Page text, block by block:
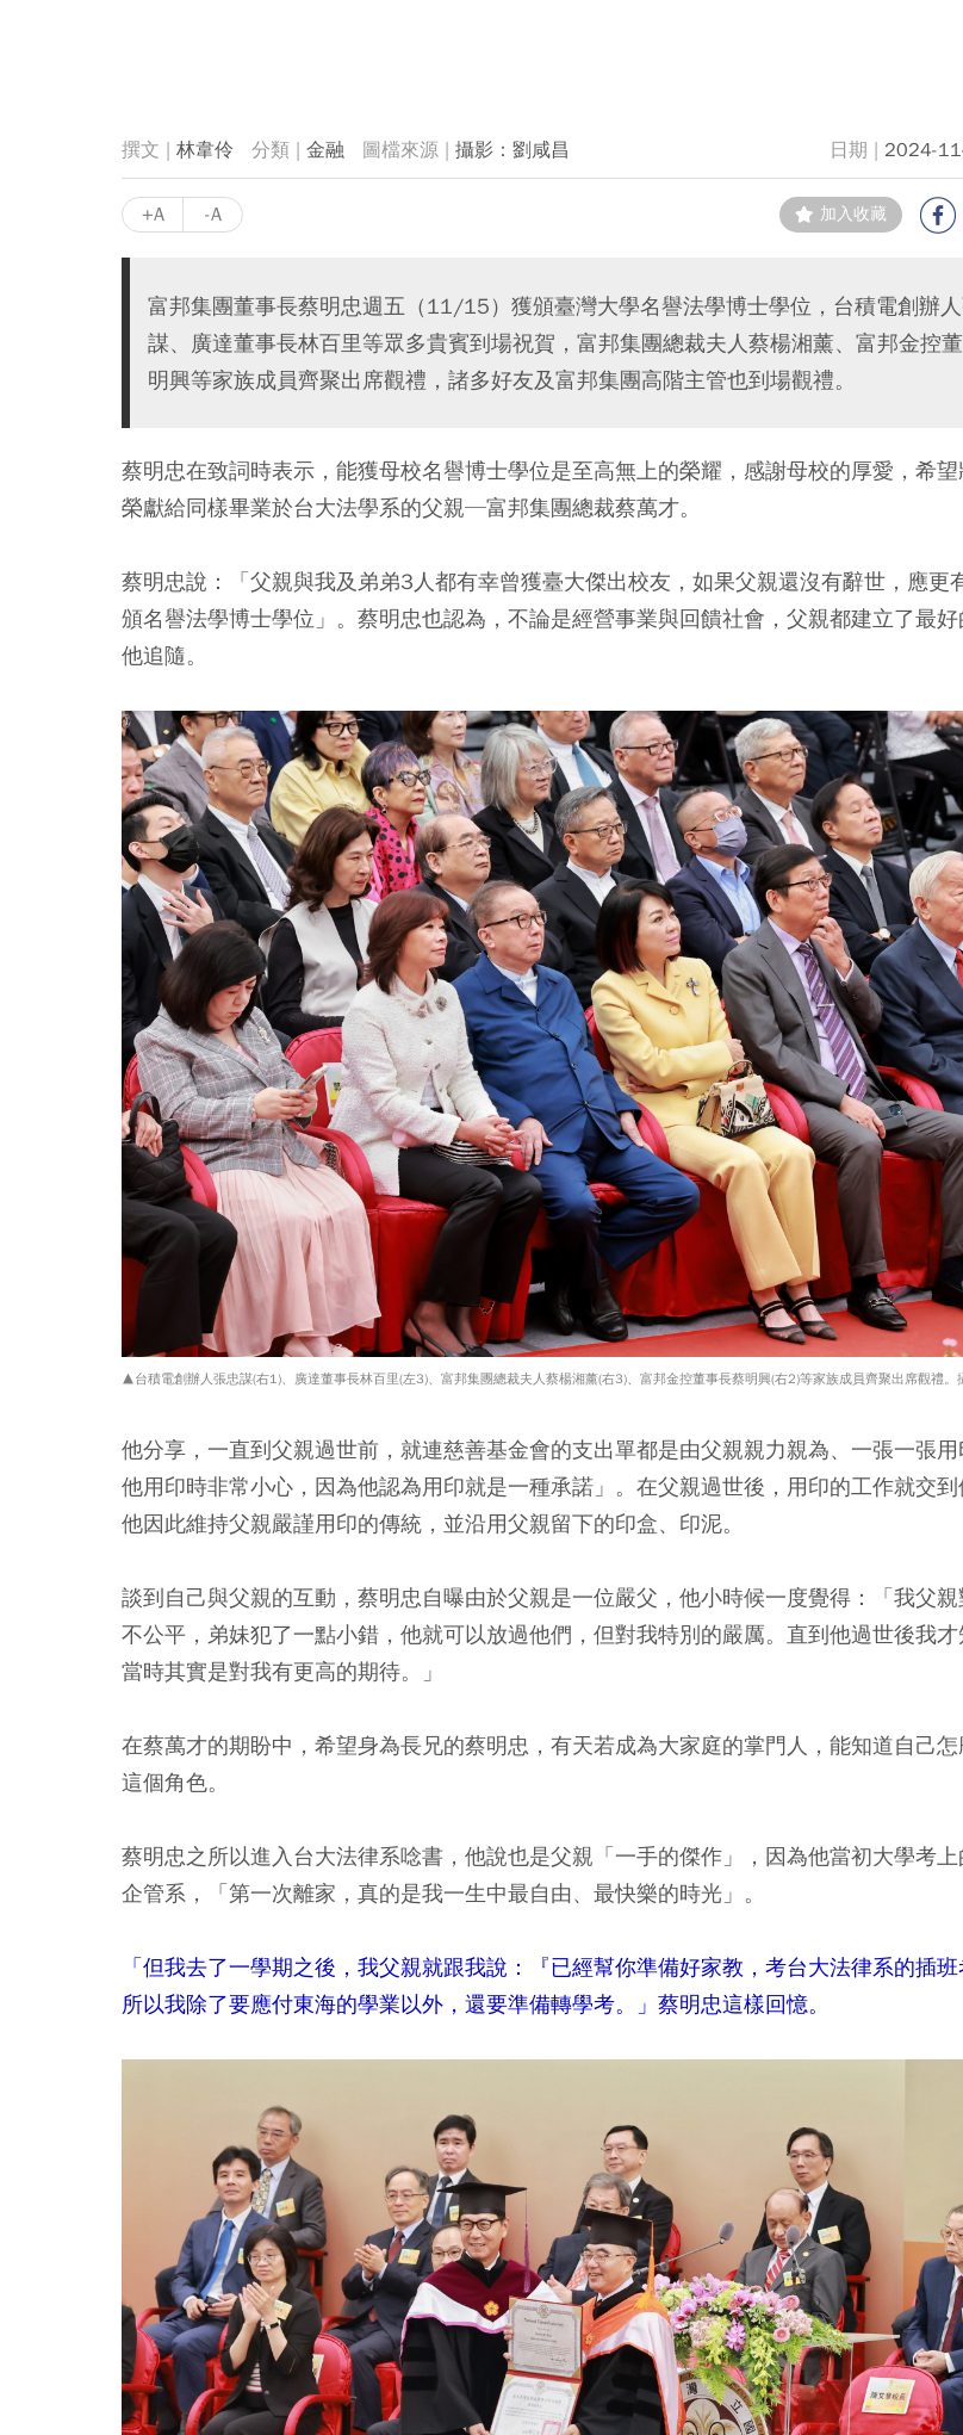
林韋伶 金融 攝影：劉咸昌 2024-
+A -A 加入收藏
富邦集團董事長蔡明忠週五（11/15）獲頒臺灣大學名譽法學博士學位，台積電創辦
謀、廣達董事長林百里等眾多貴賓到場祝賀，富邦集團總裁夫人蔡楊湘薰、富邦金控
明興等家族成員齊聚出席觀禮，諸多好友及富邦集團高階主管也到場觀禮。
蔡明忠在致詞時表示，能獲母校名譽博士學位是至高無上的榮耀，感謝母校的厚愛，希
榮獻給同樣畢業於台大法學系的父親─富邦集團總裁蔡萬才。
蔡明忠說：「父親與我及弟弟3人都有幸曾獲臺大傑出校友，如果父親還沒有辭世，應更
頒名譽法學博士學位」。蔡明忠也認為，不論是經營事業與回饋社會，父親都建立了最
他追隨。
▲台積電創辦人張忠謀(右1)、廣達董事長林百里(左3)、富邦集團總裁夫人蔡楊湘薰(右3)、富邦金控董事長蔡明興(右2)等家族成員齊聚出席觀禮。
他分享，一直到父親過世前，就連慈善基金會的支出單都是由父親親力親為、一張一張用
他用印時非常小心，因為他認為用印就是一種承諾」。在父親過世後，用印的工作就交到
他因此維持父親嚴謹用印的傳統，並沿用父親留下的印盒、印泥。
談到自己與父親的互動，蔡明忠自曝由於父親是一位嚴父，他小時候一度覺得：「我父
不公平，弟妹犯了一點小錯，他就可以放過他們，但對我特別的嚴厲。直到他過世後我
當時其實是對我有更高的期待。」
在蔡萬才的期盼中，希望身為長兄的蔡明忠，有天若成為大家庭的掌門人，能知道自己
這個角色。
蔡明忠之所以進入台大法律系唸書，他說也是父親「一手的傑作」，因為他當初大學考
企管系，「第一次離家，真的是我一生中最自由、最快樂的時光」。
「但我去了一學期之後，我父親就跟我說：『已經幫你準備好家教，考台大法律系的插班
所以我除了要應付東海的學業以外，還要準備轉學考。」蔡明忠這樣回憶。